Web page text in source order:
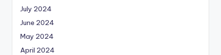
July 2024
June 2024
May 2024
April 2024